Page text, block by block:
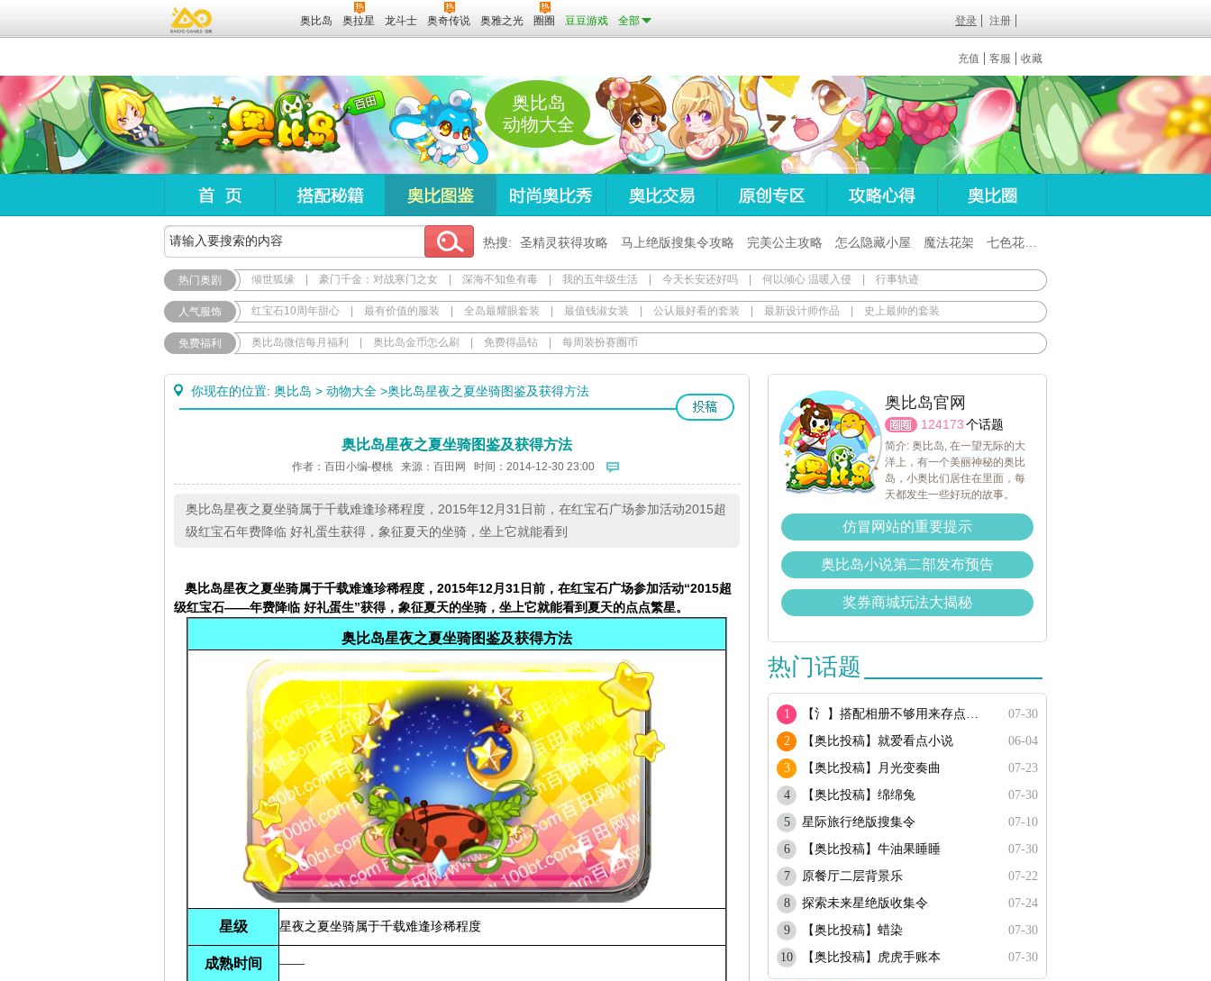
奥比岛 奥拉星 龙斗士 奥奇传说 奥雅之光 圈圈 豆豆游戏 全部 登录 注册
充值 客服 收藏
奥比岛
动物大全
热搜: 圣精灵获得攻略 马上绝版搜集令攻略 完美公主攻略 怎么隐藏小屋 魔法花架 七色花在哪
热门奥剧 倾世狐缘 豪门千金：对战寒门之女 深海不知鱼有毒 我的五年级生活 今天长安还好吗 何以倾心 温暖入侵 行事轨迹
人气服饰 红宝石10周年甜心 最有价值的服装 全岛最耀眼套装 最值钱淑女装 公认最好看的套装 最新设计师作品 史上最帅的套装
免费福利 奥比岛微信每月福利 奥比岛金币怎么刷 免费得晶钻 每周装扮赛圈币
你现在的位置: 奥比岛 > 动物大全 >奥比岛星夜之夏坐骑图鉴及获得方法
奥比岛星夜之夏坐骑图鉴及获得方法
作者：百田小编-樱桃 来源： 百田网 时间：2014-12-30 23:00
奥比岛星夜之夏坐骑属于千载难逢珍稀程度，2015年12月31日前，在红宝石广场参加活动2015超
级红宝石年费降临 好礼蛋生获得，象征夏天的坐骑，坐上它就能看到
奥比岛星夜之夏坐骑属于千载难逢珍稀程度， 2015年12月31日前，在红宝石广场参加活动“2015超
级红宝石——年费降临 好礼蛋生”获得，象征夏天的坐骑，坐上它就能看到夏天的点点繁星。
奥比岛星夜之夏坐骑图鉴及获得方法
星级 星夜之夏坐骑属于千载难逢珍稀程度
成熟时间 ——
奥比岛官网
124173个话题
简介: 奥比岛, 在一望无际的大
洋上，有一个美丽神秘的奥比
岛，小奥比们居住在里面，每
天都发生一些好玩的故事。
仿冒网站的重要提示
奥比岛小说第二部发布预告
奖券商城玩法大揭秘
热门话题
1 【氵】搭配相册不够用来存点搭配
07-30
2
【奥比投稿】就爱看点小说
06-04
3
【奥比投稿】月光变奏曲
07-23
4
【奥比投稿】绵绵兔
07-30
5
星际旅行绝版搜集令
07-10
6
【奥比投稿】牛油果睡睡
07-30
7
原餐厅二层背景乐
07-22
8
探索未来星绝版收集令
07-24
9
【奥比投稿】蜡染
07-30
10
【奥比投稿】虎虎手账本 07-30